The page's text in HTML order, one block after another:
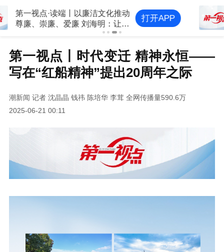
第一视点丨听民声 解民忧 聚民智
——“民主恳谈”的故事
打开APP
第一视点丨时代变迁 精神永恒——
写在“红船精神”提出20周年之际
潮新闻 记者 沈晶晶 钱祎 陈培华 李茸 全网传播量590.6万
2025-06-21 00:11